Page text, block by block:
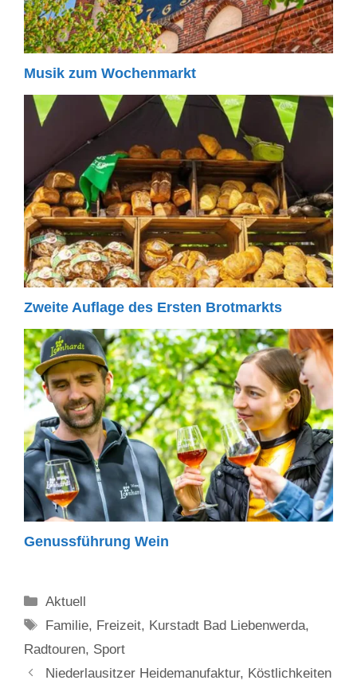
Musik zum Wochenmarkt
Zweite Auflage des Ersten Brotmarkts
Genussführung Wein
Kategorien
Aktuell
Schlagwörter
Familie, Freizeit, Kurstadt Bad Liebenwerda,
Radtouren, Sport
Niederlausitzer Heidemanufaktur, Köstlichkeiten